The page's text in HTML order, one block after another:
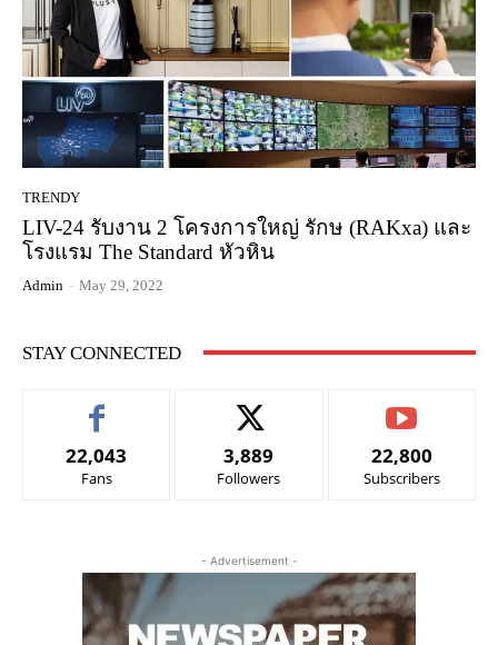
TRENDY
LIV-24 รับงาน 2 โครงการใหญ่ รักษ (RAKxa) และ
โรงแรม The Standard หัวหิน
Admin - May 29, 2022
STAY CONNECTED
22,043
Fans
3,889
Followers
22,800
Subscribers
- Advertisement -